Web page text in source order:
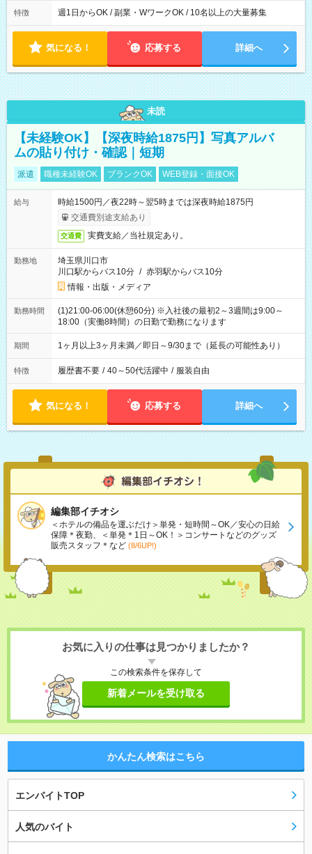
特徴 週1日からOK / 副業・WワークOK / 10名以上の大量募集
気になる！ 応募する 詳細へ
未読
【未経験OK】【深夜時給1875円】写真アルバ
ムの貼り付け・確認｜短期
派遣 職種未経験OK ブランクOK WEB登録・面接OK
給与
時給1500円／夜22時～翌5時までは深夜時給1875円
交通費別途支給あり
交通費 実費支給／当社規定あり。
勤務地
埼玉県川口市
川口駅からバス10分 / 赤羽駅からバス10分
情報・出版・メディア
勤務時間
(1)21:00-06:00(休憩60分) ※入社後の最初2～3週間は9:00～
18:00（実働8時間）の日勤で勤務になります
期間 1ヶ月以上3ヶ月未満／即日～9/30まで（延長の可能性あり）
特徴 履歴書不要 / 40～50代活躍中 / 服装自由
気になる！ 応募する 詳細へ
編集部イチオシ
＜ホテルの備品を運ぶだけ＞単発・短時間～OK／安心の日給
保障＊夜勤、＜単発＊1日～OK！＞コンサートなどのグッズ
販売スタッフ＊など (8/6UP!)
お気に入りの仕事は見つかりましたか？
この検索条件を保存して
新着メールを受け取る
かんたん検索はこちら
エンバイトTOP
人気のバイト